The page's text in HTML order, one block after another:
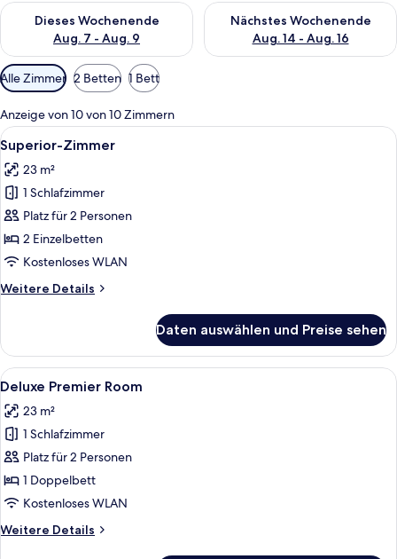
Dieses Wochenende
Aug. 7 - Aug. 9
Überprüfe die Verfügbarkeit für dieses Wochenende, Aug. 7
Nächstes Wochenende
Aug. 14 - Aug. 16
Überprüfe die Verfügbarkeit
Verfügbare
Filter
für
Zimmer
Alle Zimmer 2 Betten 1 Bett
Anzeige von 10 von 10 Zimmern
Alle
Fotos
für
Superior-
Zimmer
anzeigen
Ein Hotelzimmer mit zwei Betten,
5
Superior-Zimmer
23 m²
1 Schlafzimmer
Platz für 2 Personen
2 Einzelbetten
Kostenloses WLAN
Weitere Details
Weitere
Zimmer
Daten auswählen und Preise sehen
Alle
Fotos
für
Deluxe
Premier
Room
anzeigen
Ein modernes Hotelzimmer mit
4
Deluxe Premier Room
23 m²
1 Schlafzimmer
Platz für 2 Personen
1 Doppelbett
Kostenloses WLAN
Weitere Details
Weitere